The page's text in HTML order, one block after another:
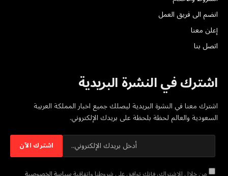
انضم الى فريق العمل
إعلن معنا
اتصل بنا
اشترك في النشرة البريدية
اشترك معنا في النشرة البريدية ليصلك جميع اخبار المملكة العربية
السعودية والعالم لحظة بلحظة على بريدك الإلكتروني.